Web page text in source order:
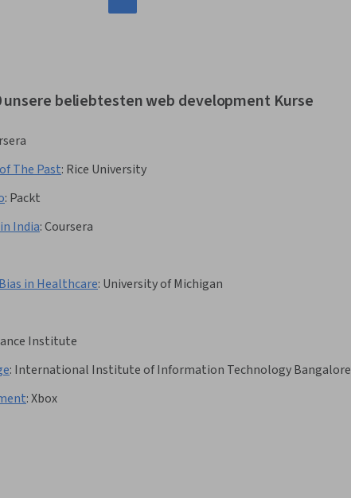
beliebtesten web development Kurse
The Past: Rice University
: Packt
India:Coursera
in Healthcare: University of Michigan
Institute
: International Institute of Information Technology Bangalore
:Xbox